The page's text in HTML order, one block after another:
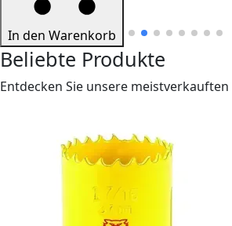
In den Warenkorb
Beliebte Produkte
Entdecken Sie unsere